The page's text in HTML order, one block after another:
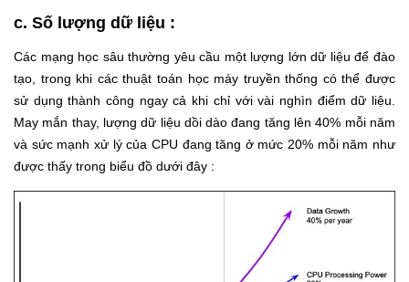
c. Số lượng dữ liệu :
Các mạng học sâu thường yêu cầu một lượng lớn dữ liệu để đào
tạo, trong khi các thuật toán học máy truyền thống có thể được
sử dụng thành công ngay cả khi chỉ với vài nghìn điểm dữ liệu.
May mắn thay, lượng dữ liệu dồi dào đang tăng lên 40% mỗi năm
và sức mạnh xử lý của CPU đang tăng ở mức 20% mỗi năm như
được thấy trong biểu đồ dưới đây :